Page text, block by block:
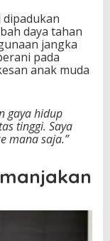
daya tahan
jangka
pada
anak muda
gaya hidup
tinggi. Saya
mana saja.”